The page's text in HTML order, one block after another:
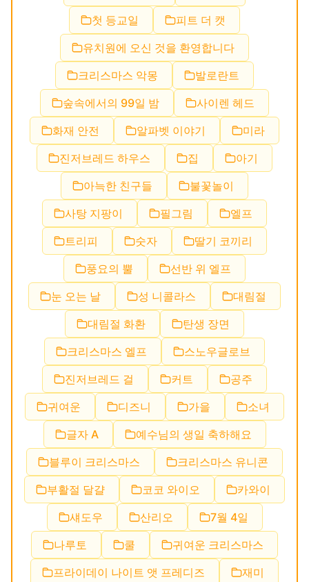
첫 등교일
피트 더 캣
유치원에 오신 것을 환영합니다
크리스마스 악몽
발로란트
숲속에서의 99일 밤
사이렌 헤드
화재 안전
알파벳 이야기
미라
진저브레드 하우스
집
아기
아늑한 친구들
불꽃놀이
사탕 지팡이
필그림
엘프
트리피
숫자
딸기 코끼리
풍요의 뿔
선반 위 엘프
눈 오는 날
성 니콜라스
대림절
대림절 화환
탄생 장면
크리스마스 엘프
스노우글로브
진저브레드 걸
커트
공주
귀여운
디즈니 가을
소녀
글자 A
예수님의 생일 축하해요
블루이 크리스마스
크리스마스 유니콘
부활절 달걀
코코 와이오
카와이
섀도우
산리오
7월 4일
나루토
쿨
귀여운 크리스마스
프라이데이 나이트 앳 프레디즈
재미